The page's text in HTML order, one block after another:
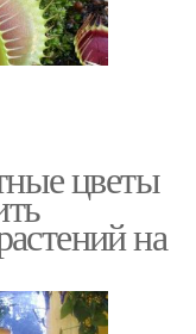
цветы
на